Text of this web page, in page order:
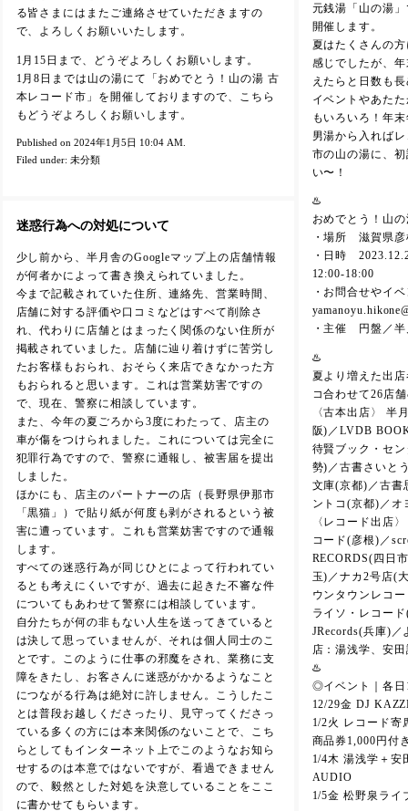
る皆さまにはまたご連絡させていただきますの
で、よろしくお願いいたします。
1月15日まで、どうぞよろしくお願いします。
1月8日までは山の湯にて「おめでとう！山の湯 古
本レコード市」を開催しておりますので、こちら
もどうぞよろしくお願いします。
Published on 2024年1月5日 10:04 AM.
Filed under: 未分類
元銭湯「山の湯
開催します。
夏はたくさんの
感じでしたが、
えたらと日数も
イベントやあた
もいろいろ！年
男湯から入れば
市の山の湯に、
い〜！
♨️
おめでとう！山
・場所 滋賀県彦
・日時
12:00-18:00
・お問合せやイ
・主催 円盤／半
♨️
夏より増えた出
コ合わせて26店
〈古本出店〉 半
阪)／LVDB
待賢ブック・セ
勢)／古書さいと
文庫(京都)／古書
ントコ(京都)／オ
〈レコード出店
コード(彦根)／
RECORDS(四日
玉)／ナカ2号店(
ウンタウンレコ
ライソ・レコー
JRecords(兵庫)／
店：湯浅学、安
♨️
◎イベント｜各日
12/29金 DJ
1/2火 レコード寄
商品券1,000円付
1/4木 湯浅学＋安
AUDIO
1/5金 松野泉ライ
迷惑行為への対処について
少し前から、半月舎のGoogleマップ上の店舗情報
が何者かによって書き換えられていました。
今まで記載されていた住所、連絡先、営業時間、
店舗に対する評価や口コミなどはすべて削除さ
れ、代わりに店舗とはまったく関係のない住所が
掲載されていました。店舗に辿り着けずに苦労し
たお客様もおられ、おそらく来店できなかった方
もおられると思います。これは営業妨害ですの
で、現在、警察に相談しています。
また、今年の夏ごろから3度にわたって、店主の
車が傷をつけられました。これについては完全に
犯罪行為ですので、警察に通報し、被害届を提出
しました。
ほかにも、店主のパートナーの店（長野県伊那市
「黒猫」）で貼り紙が何度も剥がされるという被
害に遭っています。これも営業妨害ですので通報
します。
すべての迷惑行為が同じひとによって行われてい
るとも考えにくいですが、過去に起きた不審な件
についてもあわせて警察には相談しています。
自分たちが何の非もない人生を送ってきていると
は決して思っていませんが、それは個人同士のこ
とです。このように仕事の邪魔をされ、業務に支
障をきたし、お客さんに迷惑がかかるようなこと
につながる行為は絶対に許しません。こうしたこ
とは普段お越しくださったり、見守ってくださっ
ている多くの方には本来関係のないことで、こち
らとしてもインターネット上でこのようなお知ら
せするのは本意ではないですが、看過できません
ので、毅然とした対処を決意していることをここ
に書かせてもらいます。